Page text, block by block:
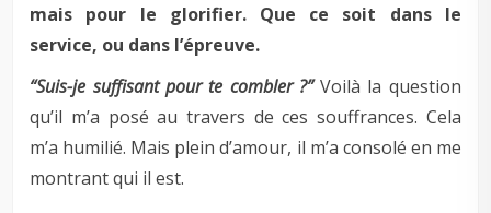
mais pour le glorifier. Que ce soit dans le
service, ou dans l’épreuve.
“Suis-je suffisant pour te combler ?”Voilà la question
qu’il m’a posé au travers de ces souffrances. Cela
m’a humilié. Mais plein d’amour, il m’a consolé en me
montrant qui il est.